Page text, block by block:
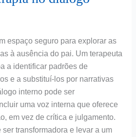
espaço seguro para explorar as
à ausência do pai. Um terapeuta
a identificar padrões de
e a substituí-los por narrativas
interno pode ser
uma voz interna que oferece
em vez de crítica e julgamento.
ser transformadora e levar a um